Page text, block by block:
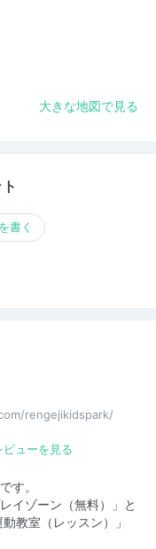
大きな地図で見る
書く
rengejikidspark/
ビューを見る
す。
イゾーン（無料）」と
教室（レッスン）」